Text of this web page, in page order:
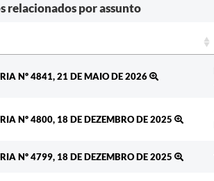
relacionados por assunto
Nº 4841, 21 DE MAIO DE 2026
Nº 4800, 18 DE DEZEMBRO DE 2025
Nº 4799, 18 DE DEZEMBRO DE 2025